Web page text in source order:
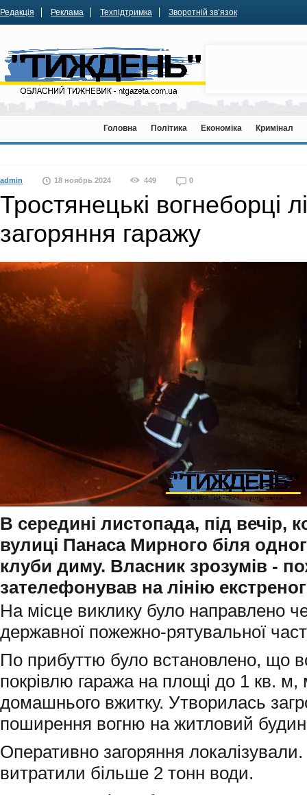
Редакція Реклама Техпідтримка Зворотній зв’язок
Головна Політика Економіка Кримінал
admin 18 ноябрь 2024 449 0
Тростянецькі вогнеборці
загоряння гаражу
В середині листопада, під вечір,
вулиці Панаса Мирного біля
клуби диму. Власник зрозумів -
зателефонував на лінію
На місце виклику було направлено
державної пожежно-рятувальної
По прибуттю було встановлено, що
покрівлю гаража на площі до 1 кв. м,
домашнього вжитку. Утворилась
поширення вогню на житловий
Оперативно загоряння
витратили більше 2 тонн води.